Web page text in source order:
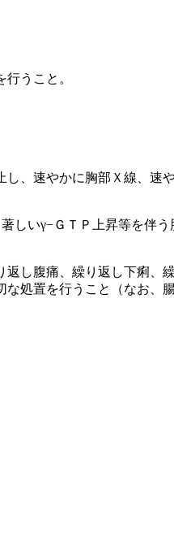
うこと。
、速やかに胸部Ｘ線、速
いγ−ＧＴＰ上昇等を伴う
し腹痛、繰り返し下痢、
処置を行うこと（なお、